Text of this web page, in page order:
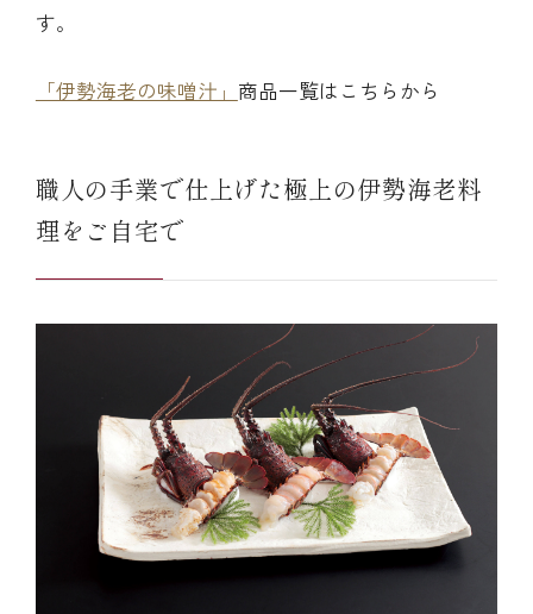
す。
「伊勢海老の味噌汁」 商品一覧はこちらから
職人の手業で仕上げた極上の伊勢海老料
理をご自宅で